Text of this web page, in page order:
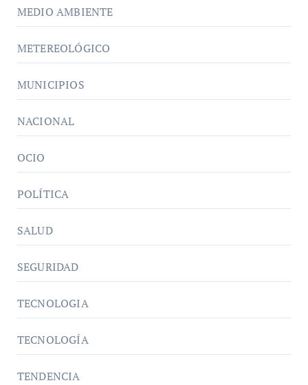
MEDIO AMBIENTE
METEREOLÓGICO
MUNICIPIOS
NACIONAL
OCIO
POLÍTICA
SALUD
SEGURIDAD
TECNOLOGIA
TECNOLOGÍA
TENDENCIA